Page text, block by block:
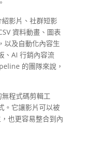
影片、社群短影
資料動畫、圖表
以及自動化內容生
、AI 行銷內容流
的團隊來說，
程式碼剪輯工
。它讓影片可以被
也更容易整合到內